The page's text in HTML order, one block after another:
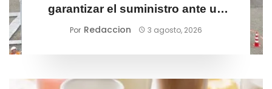
garantizar el suministro ante un
posible fenómeno de El Niño
Por Redaccion 3 agosto, 2026